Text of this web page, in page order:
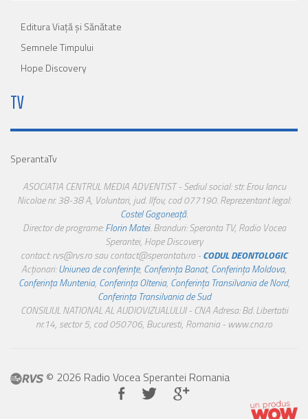
Editura Viaţă şi Sănătate
Semnele Timpului
Hope Discovery
TV
SperantaTv
ASOCIATIA CENTRUL MEDIA ADVENTIST - Sediul social: str. Erou Iancu
Nicolae nr. 38-38 A, Voluntari, jud. Ilfov, cod 077190. Reprezentant legal:
Costel Gogoneață.
Director de programe:Florin Matei. Branduri: Speranta TV, Radio Vocea
Sperantei, Hope Discovery
contact: rvs@rvs.ro sau contact@sperantatv.ro -CODUL DEONTOLOGIC
Acționari:Uniunea de conferințe, Conferința Banat, Conferința Moldova,
Conferința Muntenia, Conferința Oltenia, Conferința Transilvania de Nord,
Conferința Transilvania de Sud
CONSILIUL NATIONAL AL AUDIOVIZUALULUI - CNA Adresa: Bd. Libertatii
nr.14, sector 5, cod 050706, Bucuresti, Romania - www.cna.ro
© 2026 Radio Vocea Sperantei Romania